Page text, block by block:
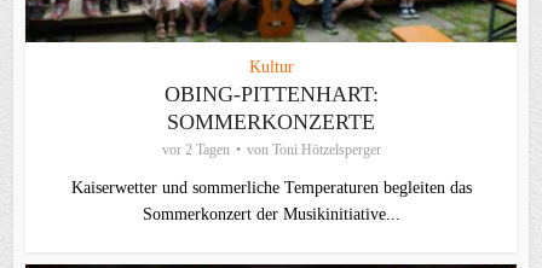
Kultur
OBING-PITTENHART:
SOMMERKONZERTE
vor 2 Tagen von Toni Hötzelsperger
Kaiserwetter und sommerliche Temperaturen begleiten das
Sommerkonzert der Musikinitiative...